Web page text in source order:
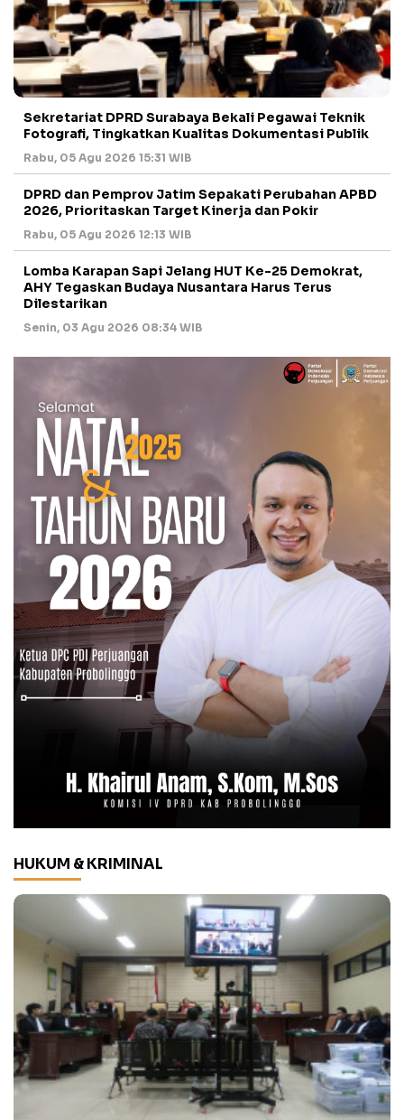
Sekretariat DPRD Surabaya Bekali Pegawai Teknik
Fotografi, Tingkatkan Kualitas Dokumentasi Publik
Rabu, 05 Agu 2026 15:31 WIB
DPRD dan Pemprov Jatim Sepakati Perubahan APBD
2026, Prioritaskan Target Kinerja dan Pokir
Rabu, 05 Agu 2026 12:13 WIB
Lomba Karapan Sapi Jelang HUT Ke-25 Demokrat,
AHY Tegaskan Budaya Nusantara Harus Terus
Dilestarikan
Senin, 03 Agu 2026 08:34 WIB
HUKUM & KRIMINAL